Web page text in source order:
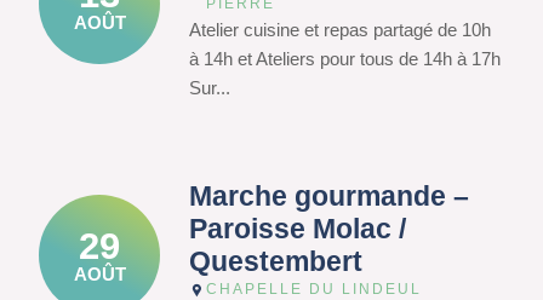
AOÛT
PIERRE
Atelier cuisine et repas partagé de 10h
à 14h et Ateliers pour tous de 14h à 17h
Sur...
29
AOÛT
Marche gourmande –
Paroisse Molac /
Questembert
CHAPELLE DU LINDEUL